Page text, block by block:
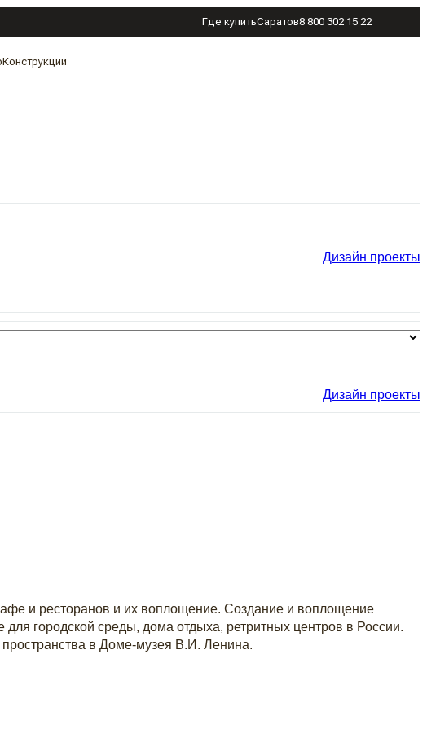
Где купитьСаратов8 800 302 15 22
Конструкции
Дизайн проекты
Дизайн проекты
и ресторанов и их воплощение. Создание и воплощение
городской среды, дома отдыха, ретритных центров в России.
в Доме-музея В.И. Ленина.